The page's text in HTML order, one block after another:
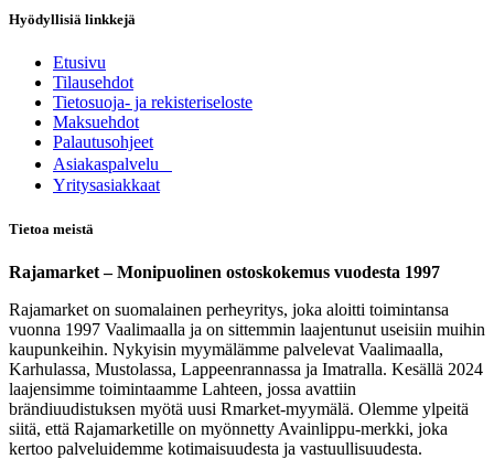
Hyödyllisiä linkkejä
Etusivu
Tilausehdot
Tietosuoja- ja rekisteriseloste
Maksuehdot
Palautusohjeet
Asia​k​aspalvelu
​Yritysasiakkaat
Tietoa meistä
Rajamarket – Monipuolinen ostoskokemus vuodesta 1997
Rajamarket on suomalainen perheyritys, joka aloitti toimintansa
vuonna 1997 Vaalimaalla ja on sittemmin laajentunut useisiin muihin
kaupunkeihin. Nykyisin myymälämme palvelevat Vaalimaalla,
Karhulassa, Mustolassa, Lappeenrannassa ja Imatralla. Kesällä 2024
laajensimme toimintaamme Lahteen, jossa avattiin
brändiuudistuksen myötä uusi Rmarket-myymälä. Olemme ylpeitä
siitä, että Rajamarketille on myönnetty Avainlippu-merkki, joka
kertoo palveluidemme kotimaisuudesta ja vastuullisuudesta.